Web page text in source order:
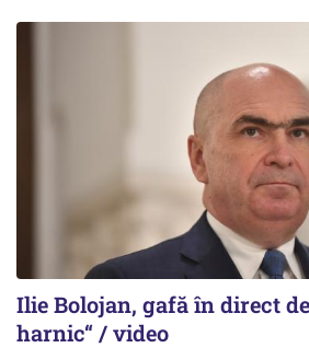
Ilie Bolojan, gafă în direct
harnic“ / video